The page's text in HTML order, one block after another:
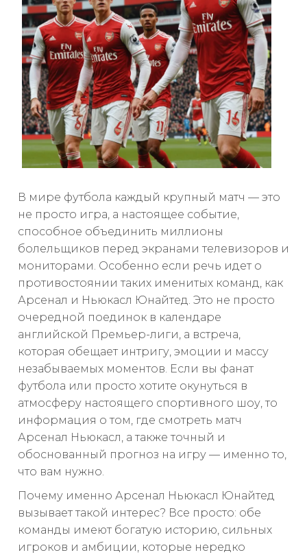
В мире футбола каждый крупный матч — это
не просто игра, а настоящее событие,
способное объединить миллионы
болельщиков перед экранами телевизоров и
мониторами. Особенно если речь идет о
противостоянии таких именитых команд, как
Арсенал и Ньюкасл Юнайтед. Это не просто
очередной поединок в календаре
английской Премьер-лиги, а встреча,
которая обещает интригу, эмоции и массу
незабываемых моментов. Если вы фанат
футбола или просто хотите окунуться в
атмосферу настоящего спортивного шоу, то
информация о том, где смотреть матч
Арсенал Ньюкасл, а также точный и
обоснованный прогноз на игру — именно то,
что вам нужно.
Почему именно Арсенал Ньюкасл Юнайтед
вызывает такой интерес? Все просто: обе
команды имеют богатую историю, сильных
игроков и амбиции, которые нередко